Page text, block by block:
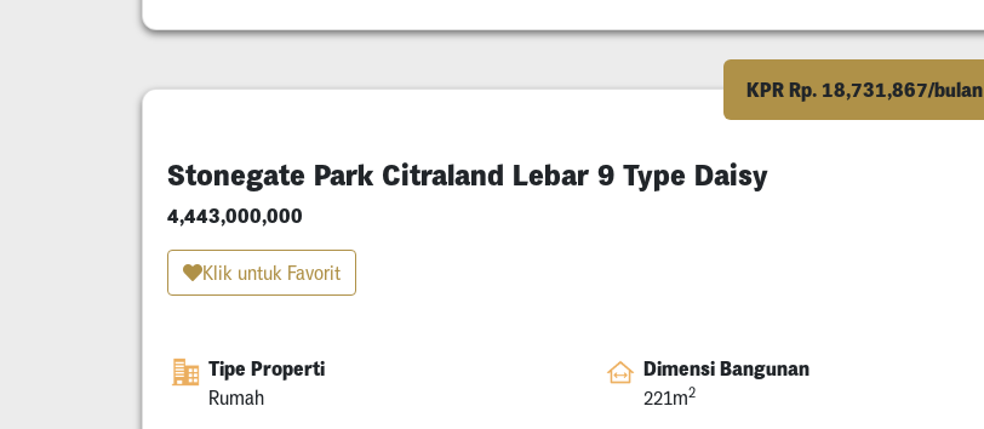
KPR Rp. 18,731,867/bulan
Stonegate Park Citraland Lebar 9 Type Daisy
4,443,000,000
Klik untuk Favorit
Tipe Properti
Rumah
Dimensi Bangunan
221m2